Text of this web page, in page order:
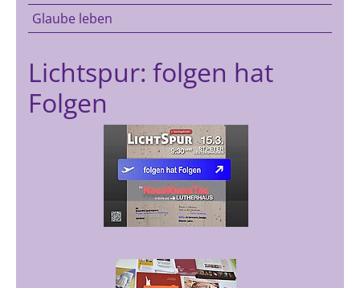
Glaube leben
Lichtspur: folgen hat
Folgen